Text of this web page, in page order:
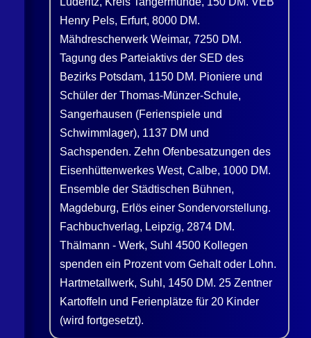
Henry Pels, Erfurt, 8000 DM.
Mähdrescherwerk Weimar, 7250 DM.
Tagung des Parteiaktivs der SED des
Bezirks Potsdam, 1150 DM. Pioniere und
Schüler der Thomas-Münzer-Schule,
Sangerhausen (Ferienspiele und
Schwimmlager), 1137 DM und
Sachspenden. Zehn Ofenbesatzungen des
Eisenhüttenwerkes West, Calbe, 1000 DM.
Ensemble der Städtischen Bühnen,
Magdeburg, Erlös einer Sondervorstellung.
Fachbuchverlag, Leipzig, 2874 DM.
Thälmann - Werk, Suhl 4500 Kollegen
spenden ein Prozent vom Gehalt oder Lohn.
Hartmetallwerk, Suhl, 1450 DM. 25 Zentner
Kartoffeln und Ferienplätze für 20 Kinder
(wird fortgesetzt).